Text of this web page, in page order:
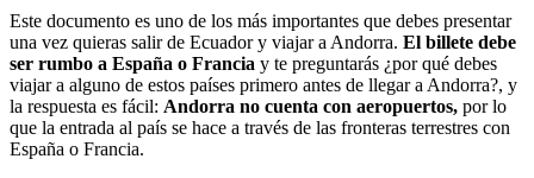
Este documento es uno de los más importantes que debes presentar
una vez quieras salir de Ecuador y viajar a Andorra. El billete debe
ser rumbo a España o Francia y te preguntarás ¿por qué debes
viajar a alguno de estos países primero antes de llegar a Andorra?, y
la respuesta es fácil: Andorra no cuenta con aeropuertos, por lo
que la entrada al país se hace a través de las fronteras terrestres con
España o Francia.